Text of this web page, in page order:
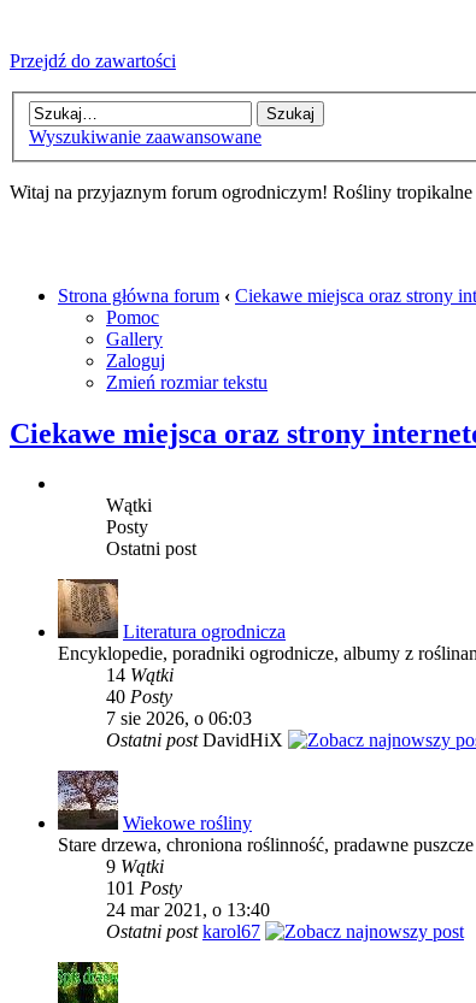
Przejdź do zawartości
Wyszukiwanie zaawansowane
Witaj na przyjaznym forum ogrodniczym! Rośliny
Strona główna forum ‹ Ciekawe miejsca oraz strony
Pomoc
Gallery
Zaloguj
Zmień rozmiar tekstu
Ciekawe miejsca oraz strony
Wątki
Posty
Ostatni post
Literatura ogrodnicza
Encyklopedie, poradniki ogrodnicze, albumy z
14 Wątki
40 Posty
7 sie 2026, o 06:03
Ostatni postDavidHiX
Wiekowe rośliny
Stare drzewa, chroniona roślinność, pradawne
9 Wątki
101 Posty
24 mar 2021, o 13:40
Ostatni post karol67